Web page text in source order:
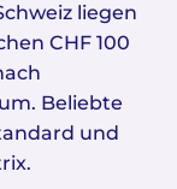
liegen
CHF 100
Beliebte
und